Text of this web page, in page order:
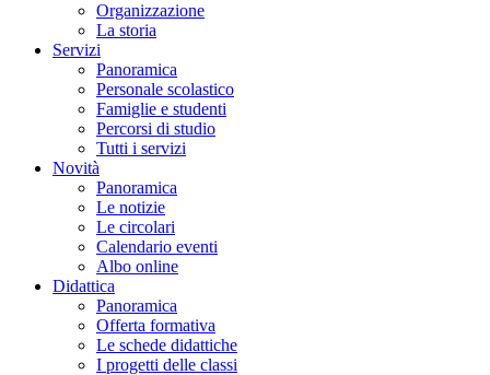
Organizzazione
La storia
Servizi
Panoramica
Personale scolastico
Famiglie e studenti
Percorsi di studio
Tutti i servizi
Novità
Panoramica
Le notizie
Le circolari
Calendario eventi
Albo online
Didattica
Panoramica
Offerta formativa
Le schede didattiche
I progetti delle classi